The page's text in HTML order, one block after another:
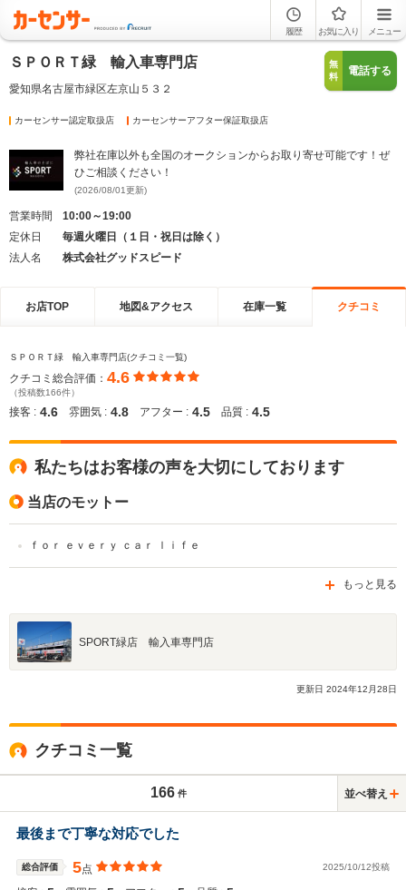
履歴 お気に入り メニュー
ＳＰＯＲＴ緑 輸入車専門店
愛知県名古屋市緑区左京山５３２
無
料
電話する
カーセンサー認定取扱店 カーセンサーアフター保証取扱店
弊社在庫以外も全国のオークションからお取り寄せ可能です！ぜ
ひご相談ください！
(2026/08/01更新)
営業時間
10:00～19:00
定休日
毎週火曜日（１日・祝日は除く）
法人名
株式会社グッドスピード
お店TOP 地図&アクセス 在庫一覧 クチコミ
ＳＰＯＲＴ緑 輸入車専門店(クチコミ一覧)
クチコミ総合評価： 4.6
（投稿数166件）
接客 : 4.6 雰囲気 : 4.8 アフター : 4.5 品質 : 4.5
私たちはお客様の声を大切にしております
当店のモットー
ｆｏｒ ｅｖｅｒｙ ｃａｒ ｌｉｆｅ
もっと見る
SPORT緑店 輸入車専門店
更新日 2024年12 月28日
クチコミ一覧
166 件 並べ替え
最後まで丁寧な対応でした
総合評価 5点 2025/10/12投稿